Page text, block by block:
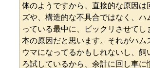
体のようですから、直接的な原因は
ズや、構造的な不具合ではなく、ハ
っている最中に、ビックリさせてし
本の原因だと思います。それがハム
ウマになってるかもしれないし、飼
ろ試しているから、余計に回し車に